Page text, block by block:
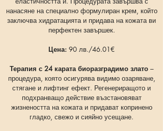
нанасяне на специално формулиран крем, който
заключва хидратацията и придава на кожата ви
перфектен завършек.
Цена: 90 лв./46.01€
Терапия с 24 карата биоразградимо злато–
процедура, която осигурява видимо озаряване,
стягане и лифтинг ефект. Регенериращото и
подхранващо действие възстановяват
жизнеността на кожата и придават копринено
гладко, свежо и сияйно усещане.